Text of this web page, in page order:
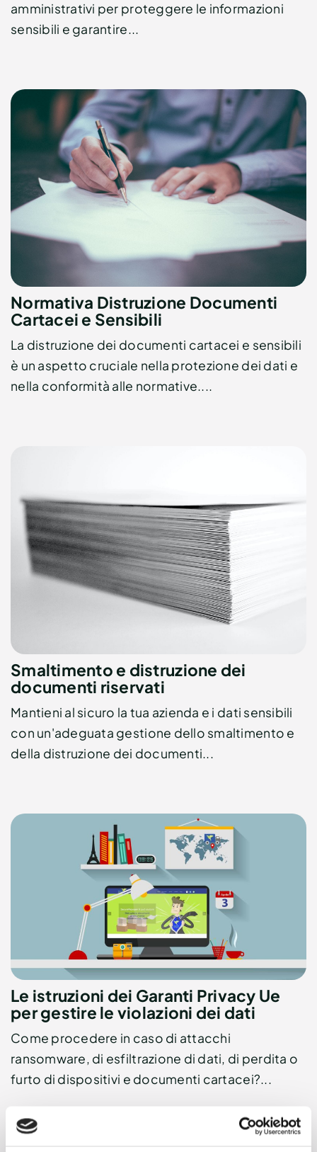
amministrativi per proteggere le informazioni
sensibili e garantire...
Normativa Distruzione Documenti
Cartacei e Sensibili
La distruzione dei documenti cartacei e sensibili
è un aspetto cruciale nella protezione dei dati e
nella conformità alle normative....
Smaltimento e distruzione dei
documenti riservati
Mantieni al sicuro la tua azienda e i dati sensibili
con un'adeguata gestione dello smaltimento e
della distruzione dei documenti...
Le istruzioni dei Garanti Privacy Ue
per gestire le violazioni dei dati
Come procedere in caso di attacchi
ransomware, di esfiltrazione di dati, di perdita o
furto di dispositivi e documenti cartacei?...